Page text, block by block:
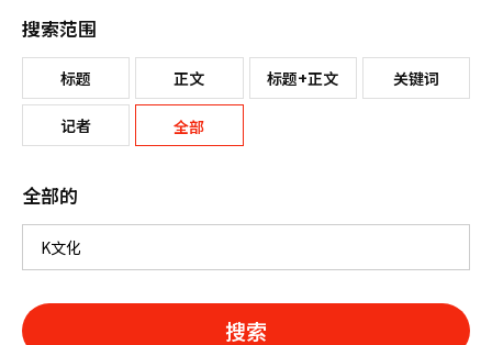
搜索范围
标题 正文 标题+正文 关键词
记者 全部
全部的
搜索